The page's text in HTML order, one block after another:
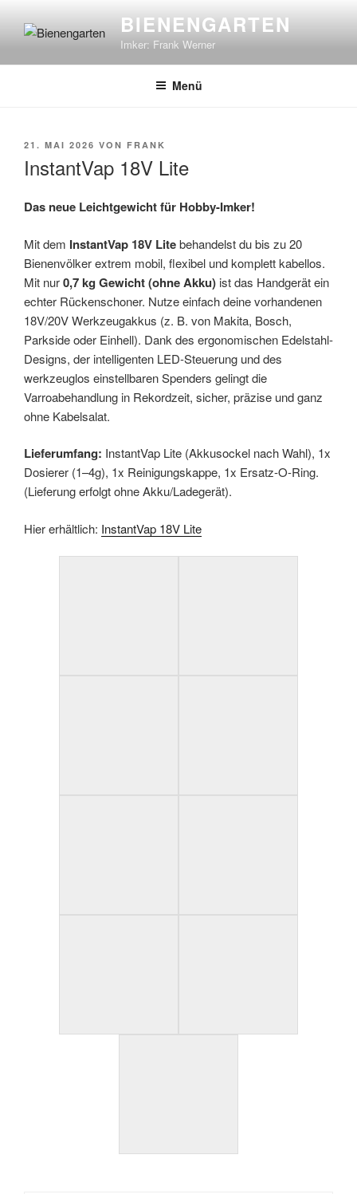
Inhalt
BIENENGARTEN
Imker: Frank Werner
Menü
VERÖFFENTLICHT
21. MAI 2026 VON FRANK
InstantVap 18V Lite
Das neue Leichtgewicht für Hobby-Imker!
Mit dem InstantVap 18V Litebehandelst du bis zu 20
Bienenvölker extrem mobil, flexibel und komplett kabellos.
Mit nur0,7 kg Gewicht (ohne Akku) ist das Handgerät ein
echter Rückenschoner. Nutze einfach deine vorhandenen
18V/20V Werkzeugakkus (z. B. von Makita, Bosch,
Parkside oder Einhell). Dank des ergonomischen Edelstahl-
Designs, der intelligenten LED-Steuerung und des
werkzeuglos einstellbaren Spenders gelingt die
Varroabehandlung in Rekordzeit, sicher, präzise und ganz
ohne Kabelsalat.
Lieferumfang: InstantVap Lite (Akkusockel nach Wahl), 1x
Dosierer (1–4g), 1x Reinigungskappe, 1x Ersatz-O-Ring.
(Lieferung erfolgt ohne Akku/Ladegerät).
Hier erhältlich: InstantVap 18V Lite